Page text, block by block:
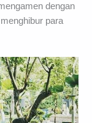
dengan
para